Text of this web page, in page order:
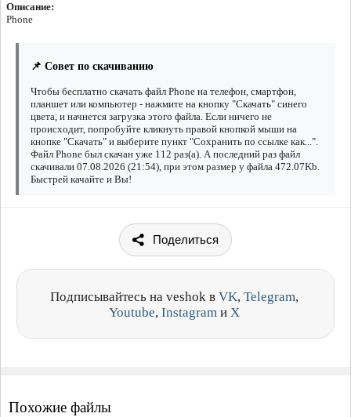
Описание:
Phone
📌 Совет по скачиванию
Чтобы бесплатно скачать файл Phone на телефон, смартфон,
планшет или компьютер - нажмите на кнопку "Скачать" синего
цвета, и начнется загрузка этого файла. Если ничего не
происходит, попробуйте кликнуть правой кнопкой мыши на
кнопке "Скачать" и выберите пункт "Сохранить по ссылке как...".
Файл Phone был скачан уже 112 раз(а). А последний раз файл
скачивали 07.08.2026 (21:54), при этом размер у файла 472.07Kb.
Быстрей качайте и Вы!
Поделиться
Подписывайтесь на veshok в VK, Telegram,
Youtube, Instagram и X
Похожие файлы